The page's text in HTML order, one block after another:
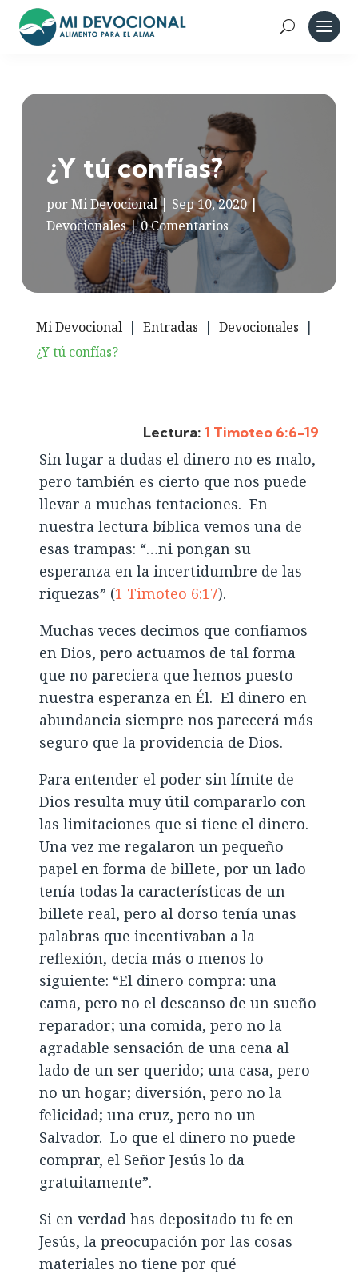
¿Y tú confías?
porMi Devocional| Sep 10, 2020|
Devocionales|0 Comentarios
Mi Devocional | Entradas | Devocionales |
¿Y tú confías?
Lectura: 1 Timoteo 6:6-19
Sin lugar a dudas el dinero no es malo,
pero también es cierto que nos puede
llevar a muchas tentaciones. En
nuestra lectura bíblica vemos una de
esas trampas: “…ni pongan su
esperanza en la incertidumbre de las
riquezas” (1 Timoteo 6:17).
Muchas veces decimos que confiamos
en Dios, pero actuamos de tal forma
que no pareciera que hemos puesto
nuestra esperanza en Él. El dinero en
abundancia siempre nos parecerá más
seguro que la providencia de Dios.
Para entender el poder sin límite de
Dios resulta muy útil compararlo con
las limitaciones que si tiene el dinero.
Una vez me regalaron un pequeño
papel en forma de billete, por un lado
tenía todas la características de un
billete real, pero al dorso tenía unas
palabras que incentivaban a la
reflexión, decía más o menos lo
siguiente: “El dinero compra: una
cama, pero no el descanso de un sueño
reparador; una comida, pero no la
agradable sensación de una cena al
lado de un ser querido; una casa, pero
no un hogar; diversión, pero no la
felicidad; una cruz, pero no un
Salvador. Lo que el dinero no puede
comprar, el Señor Jesús lo da
gratuitamente”.
Si en verdad has depositado tu fe en
Jesús, la preocupación por las cosas
materiales no tiene por qué